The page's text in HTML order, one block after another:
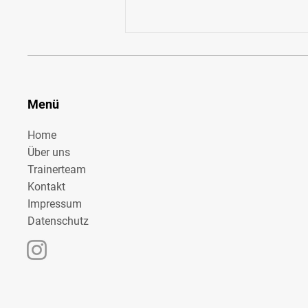
Menü
Home
Über uns
Trainerteam
Kontakt
Impressum
Datenschutz